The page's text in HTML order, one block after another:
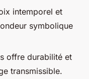
intemporel et
symbolique
offre durabilité et
transmissible.